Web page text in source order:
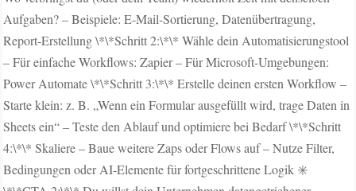
Aufgaben? – Beispiele: E-Mail-Sortierung, Datenübertragung,
Report-Erstellung \*\*Schritt 2:\*\* Wähle dein Automatisierungstool
– Für einfache Workflows: Zapier – Für Microsoft-Umgebungen:
Power Automate \*\*Schritt 3:\*\* Erstelle deinen ersten Workflow –
Starte klein: z. B. „Wenn ein Formular ausgefüllt wird, trage Daten in
Sheets ein“ – Teste den Ablauf und optimiere bei Bedarf \*\*Schritt
4:\*\* Skaliere – Baue weitere Zaps oder Flows auf – Nutze Filter,
Bedingungen oder AI-Elemente für fortgeschrittene Logik ✳️